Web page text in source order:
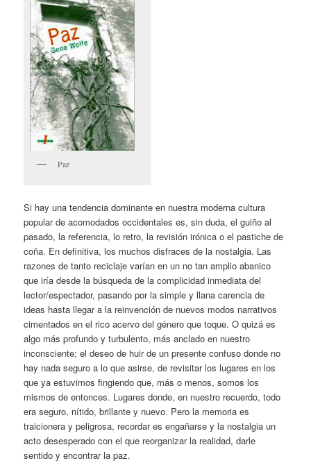
Paz
Si hay una tendencia dominante en nuestra moderna cultura
popular de acomodados occidentales es, sin duda, el guiño al
pasado, la referencia, lo retro, la revisión irónica o el pastiche de
coña. En definitiva, los muchos disfraces de la nostalgia. Las
razones de tanto reciclaje varían en un no tan amplio abanico
que iría desde la búsqueda de la complicidad inmediata del
lector/espectador, pasando por la simple y llana carencia de
ideas hasta llegar a la reinvención de nuevos modos narrativos
cimentados en el rico acervo del género que toque. O quizá es
algo más profundo y turbulento, más anclado en nuestro
inconsciente; el deseo de huir de un presente confuso donde no
hay nada seguro a lo que asirse, de revisitar los lugares en los
que ya estuvimos fingiendo que, más o menos, somos los
mismos de entonces. Lugares donde, en nuestro recuerdo, todo
era seguro, nítido, brillante y nuevo. Pero la memoria es
traicionera y peligrosa, recordar es engañarse y la nostalgia un
acto desesperado con el que reorganizar la realidad, darle
sentido y encontrar la paz.